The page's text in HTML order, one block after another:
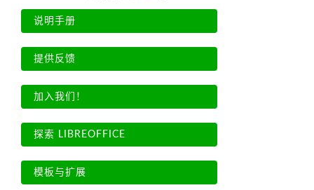
说明手册
提供反馈
加入我们！
探索 LIBREOFFICE
模板与扩展